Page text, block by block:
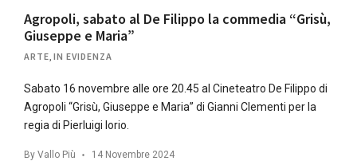
Agropoli, sabato al De Filippo la commedia “Grisù,
Giuseppe e Maria”
ARTE IN EVIDENZA
Sabato 16 novembre alle ore 20.45 al Cineteatro De Filippo di
Agropoli “Grisù, Giuseppe e Maria” di Gianni Clementi per la
regia di Pierluigi Iorio.
By Vallo Più 14 Novembre 2024